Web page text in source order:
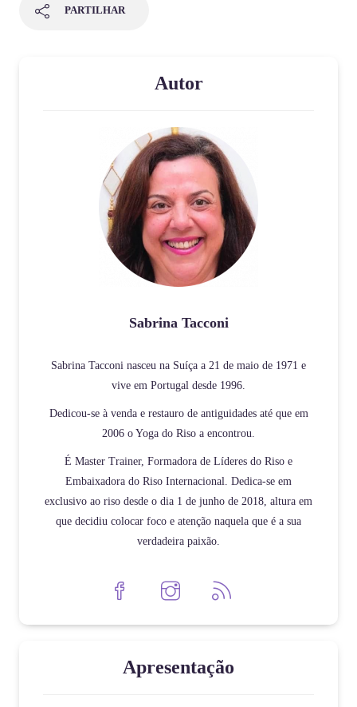
PARTILHAR
Autor
Sabrina Tacconi
Sabrina Tacconi nasceu na Suíça a 21 de maio de 1971 e
vive em Portugal desde 1996.
Dedicou-se à venda e restauro de antiguidades até que em
2006 o Yoga do Riso a encontrou.
É Master Trainer, Formadora de Líderes do Riso e
Embaixadora do Riso Internacional. Dedica-se em
exclusivo ao riso desde o dia 1 de junho de 2018, altura em
que decidiu colocar foco e atenção naquela que é a sua
verdadeira paixão.
Apresentação